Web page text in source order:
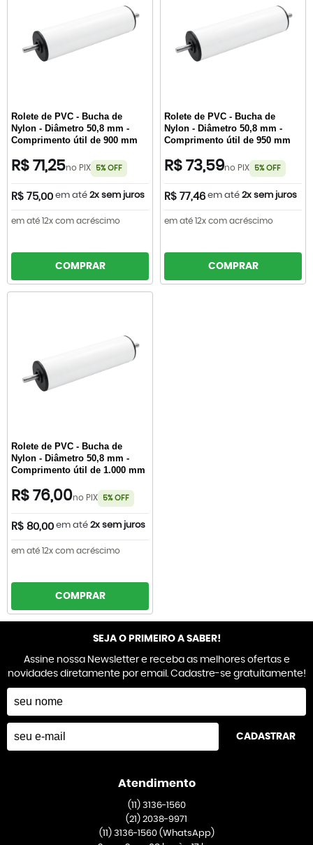
Rolete de PVC - Bucha de
Nylon - Diâmetro 50,8 mm -
Comprimento útil de 900 mm
R$ 71,25no PIX 5% OFF
R$ 75,00 em até 2x sem juros
em até 12x com acréscimo
COMPRAR
Rolete de PVC - Bucha de
Nylon - Diâmetro 50,8 mm -
Comprimento útil de 950 mm
R$ 73,59no PIX 5% OFF
R$ 77,46 em até 2x sem juros
em até 12x com acréscimo
COMPRAR
Rolete de PVC - Bucha de
Nylon - Diâmetro 50,8 mm -
Comprimento útil de 1.000 mm
R$ 76,00no PIX 5% OFF
R$ 80,00 em até 2x sem juros
em até 12x com acréscimo
COMPRAR
SEJA O PRIMEIRO A SABER!
Assine nossa Newsletter e receba as melhores ofertas e
novidades diretamente por email. Cadastre-se gratuitamente!
CADASTRAR
Atendimento
(11)3136-1560
(21) 2038-9971
(11)3136-1560 (WhatsApp)